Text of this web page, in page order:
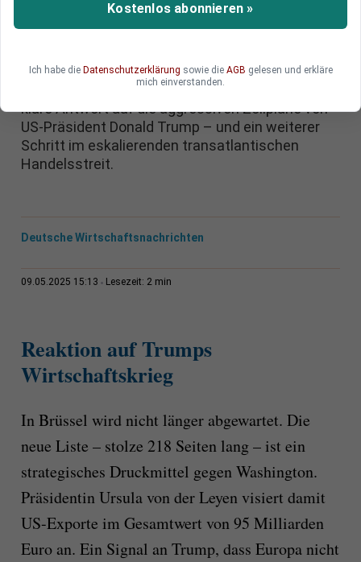
Die Europäische Kommission hat eine
umfassende Liste von US-Produkten
der Verhandlungen mit Washington bald
Strafzölle erhoben werden könnten. Es ist eine
klare Antwort auf die aggressiven Zollpläne von
US-Präsident Donald Trump – und ein weiterer
Schritt im eskalierenden transatlantischen
Handelsstreit.
Deutsche Wirtschaftsnachrichten
09.05.2025 15:13 Lesezeit: 2 min
Reaktion auf Trumps
Wirtschaftskrieg
In Brüssel wird nicht länger abgewartet. Die
neue Liste – stolze 218 Seiten lang – ist ein
strategisches Druckmittel gegen Washington.
Präsidentin Ursula von der Leyen visiert damit
US-Exporte im Gesamtwert von 95 Milliarden
Euro an. Ein Signal an Trump, dass Europa nicht
Kostenlos abonnieren »
Ich habe die Datenschutzerklärung sowie die AGB gelesen und erkläre
mich einverstanden.